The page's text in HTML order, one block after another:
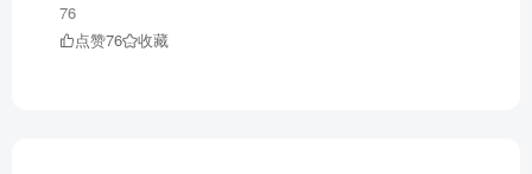
76
点赞76 收藏